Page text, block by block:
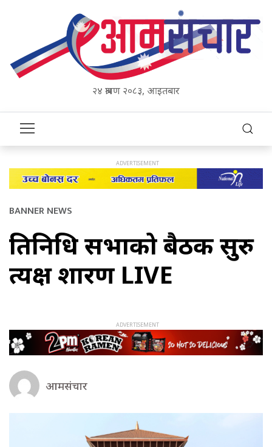
२४ श्रावण २०८३, आइतबार
BANNER NEWS
प्रतिनिधि सभाको बैठक सुरु
प्रत्यक्ष प्रशारण LIVE
आमसंचार